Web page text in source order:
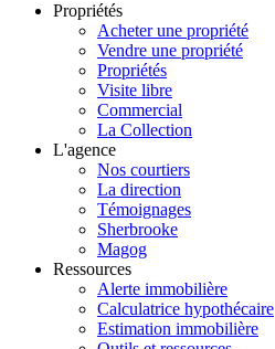
Propriétés
Acheter une propriété
Vendre une propriété
Propriétés
Visite libre
Commercial
La Collection
L'agence
Nos courtiers
La direction
Témoignages
Sherbrooke
Magog
Ressources
Alerte immobilière
Calculatrice hypothécaire
Estimation immobilière